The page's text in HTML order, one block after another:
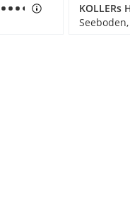
KOLLERs